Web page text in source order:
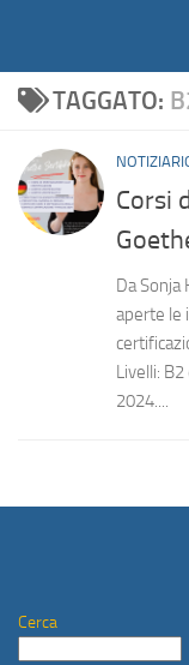
TAGGATO:
Corsi
Da Sonja
aperte le
Livelli:
2024....
Cerca